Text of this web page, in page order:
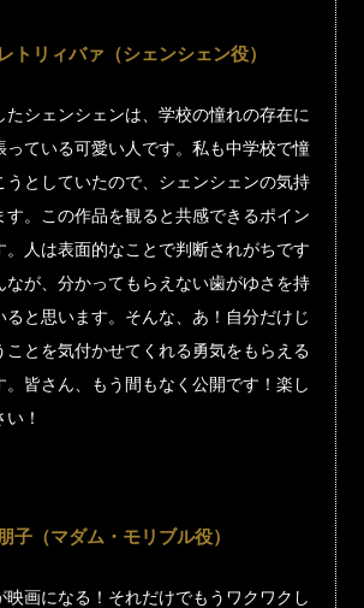
トリィバァ（シェンシェン役）
たシェンシェンは、学校の憧れの存在に
っている可愛い人です。私も中学校で憧
うとしていたので、シェンシェンの気持
す。この作品を観ると共感できるポイン
。人は表面的なことで判断されがちです
なが、分かってもらえない歯がゆさを持
ると思います。そんな、あ！自分だけじ
ことを気付かせてくれる勇気をもらえる
。皆さん、もう間もなく公開です！楽し
！
子（マダム・モリブル役）
映画になる！それだけでもうワクワクし